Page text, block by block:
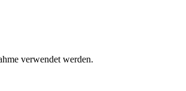
verwendet werden.